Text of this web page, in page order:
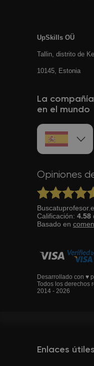
UpSkills OÜ
Tallin, distrito de
10145, Estonia
La
en el mundo
Opiniones
Calificación: 4.58
Basado en
Desarrollado con ♥
Todos los derechos
2014 - 2026
Enlaces útiles